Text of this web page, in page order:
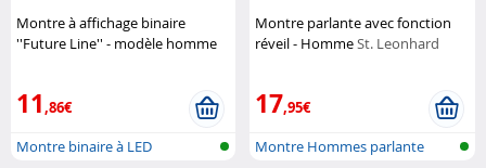
Montre à affichage binaire
''Future Line'' - modèle homme
11,86€
Montre binaire à LED
Montre parlante avec fonction
réveil - HommeSt. Leonhard
17,95€
Montre Hommes parlante